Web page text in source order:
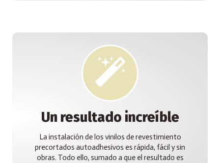
Un resultado increíble
La instalación de los vinilos de revestimiento
precortados autoadhesivos es rápida, fácil y sin
obras. Todo ello, sumado a que el resultado es